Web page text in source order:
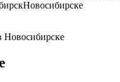
Новосибирске
Новосибирске